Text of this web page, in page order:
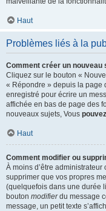
Haut
Problèmes liés à la
Comment créer un nouveau
Cliquez sur le bouton «
« Répondre » depuis la page
enregistré pour écrire un
affichée en bas de page des
nouveaux sujets, Vous pouvez
Haut
Comment modifier ou
À moins d’être
supprimer que vos propres
(quelquefois dans une durée
bouton modifierdu message
message, un petit texte